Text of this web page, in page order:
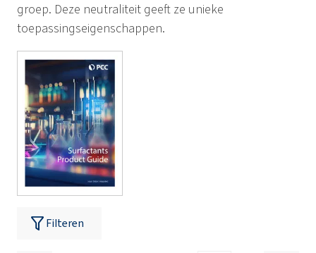
groep. Deze neutraliteit geeft ze unieke
toepassingseigenschappen.
Filteren